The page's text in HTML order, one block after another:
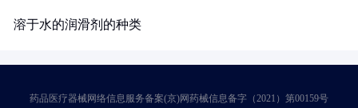
溶于水的润滑剂的种类
药品医疗器械网络信息服务备案(京)网药械信息备字（2021）第00159号